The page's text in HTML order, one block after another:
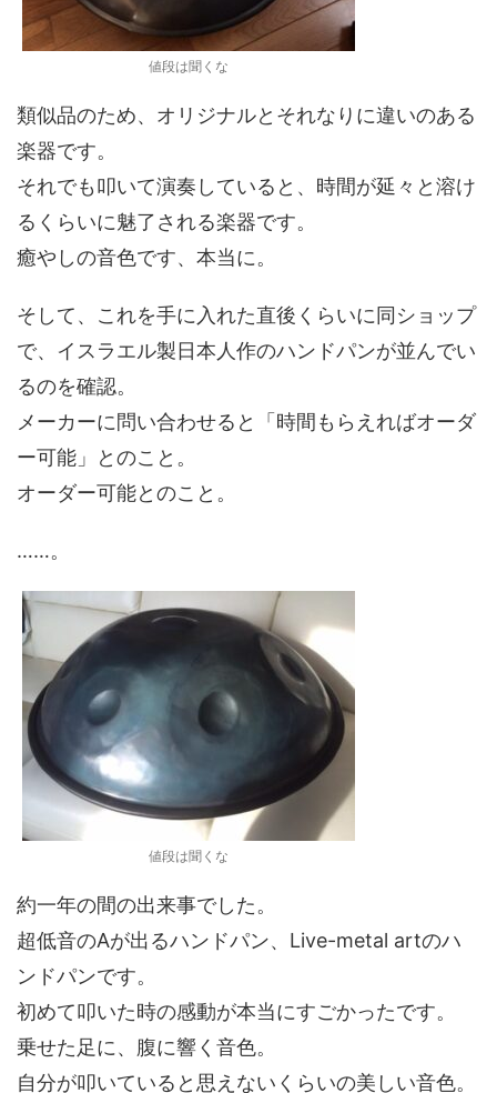
値段は聞くな
類似品のため、オリジナルとそれなりに違いのある
楽器です。
それでも叩いて演奏していると、時間が延々と溶け
るくらいに魅了される楽器です。
癒やしの音色です、本当に。
そして、これを手に入れた直後くらいに同ショップ
で、イスラエル製日本人作のハンドパンが並んでい
るのを確認。
メーカーに問い合わせると「時間もらえればオーダ
ー可能」とのこと。
オーダー可能とのこと。
……。
値段は聞くな
約一年の間の出来事でした。
超低音のAが出るハンドパン、Live-metal artのハ
ンドパンです。
初めて叩いた時の感動が本当にすごかったです。
乗せた足に、腹に響く音色。
自分が叩いていると思えないくらいの美しい音色。